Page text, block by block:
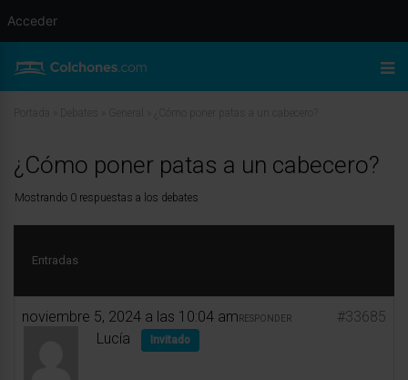
¿Cómo poner patas a un cabecero?
Mostrando 0 respuestas a los debates
Entradas
noviembre 5, 2024 a las 10:04 am #33685
RESPONDER
Lucía Invitado
Acceder